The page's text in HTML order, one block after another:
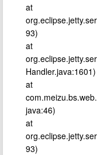
at
93)
at
Handler.java:1601)
at
java:46)
at
93)